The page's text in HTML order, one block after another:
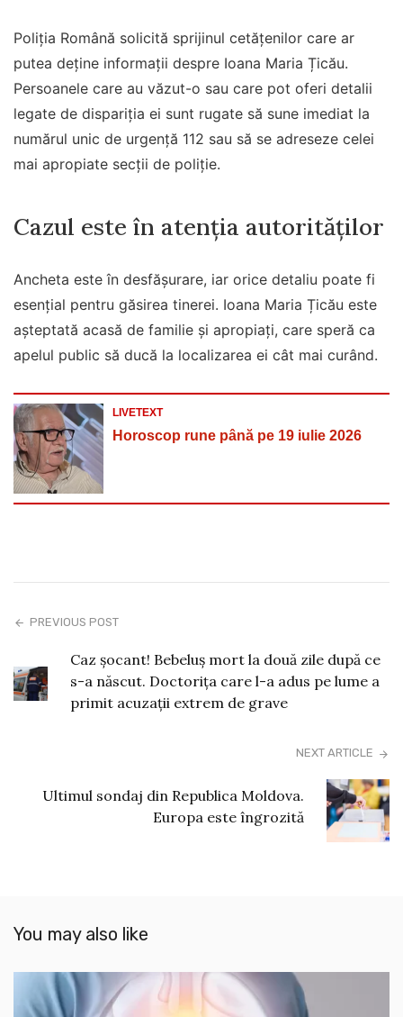
Poliția Română solicită sprijinul cetățenilor care ar
putea deține informații despre Ioana Maria Țicău.
Persoanele care au văzut-o sau care pot oferi detalii
legate de dispariția ei sunt rugate să sune imediat la
numărul unic de urgență 112 sau să se adreseze celei
mai apropiate secții de poliție.
Cazul este în atenția autorităților
Ancheta este în desfășurare, iar orice detaliu poate fi
esențial pentru găsirea tinerei. Ioana Maria Țicău este
așteptată acasă de familie și apropiați, care speră ca
apelul public să ducă la localizarea ei cât mai curând.
LIVETEXT
Horoscop rune până pe 19 iulie 2026
PREVIOUS POST
Caz șocant! Bebeluș mort la două zile după ce
s-a născut. Doctorița care l-a adus pe lume a
primit acuzații extrem de grave
NEXT ARTICLE
Ultimul sondaj din Republica Moldova.
Europa este îngrozită
You may also like